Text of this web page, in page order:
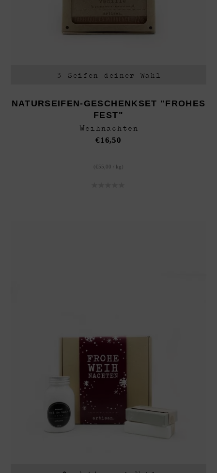
3 Seifen deiner Wahl
NATURSEIFEN-GESCHENKSET "FROHES
FEST"
Weihnachten
€16,50
( €55,00 kg )